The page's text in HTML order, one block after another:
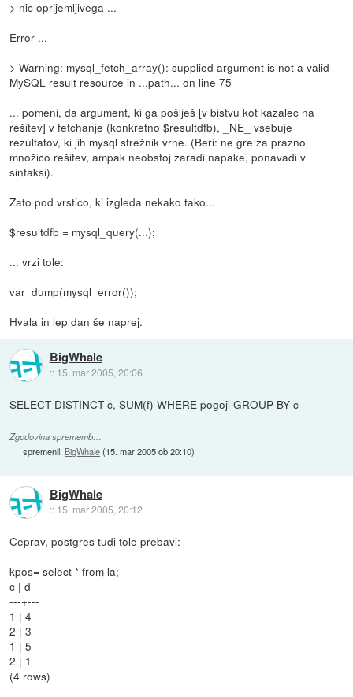
> nic oprijemljivega ...
Error ...
> Warning: mysql_fetch_array(): supplied argument is not a valid
MySQL result resource in ...path... on line 75
... pomeni, da argument, ki ga pošlješ [v bistvu kot kazalec na
rešitev] v fetchanje (konkretno $resultdfb), _NE_ vsebuje
rezultatov, ki jih mysql strežnik vrne. (Beri: ne gre za prazno
množico rešitev, ampak neobstoj zaradi napake, ponavadi v
sintaksi).
Zato pod vrstico, ki izgleda nekako tako...
$resultdfb = mysql_query(...);
... vrzi tole:
var_dump(mysql_error());
Hvala in lep dan še naprej.
BigWhale
:: 15. mar 2005, 20:06
SELECT DISTINCT c, SUM(f) WHERE pogoji GROUP BY c
Zgodovina sprememb…
spremenil: BigWhale(15. mar 2005 ob 20:10)
BigWhale
:: 15. mar 2005, 20:12
Ceprav, postgres tudi tole prebavi:
kpos= select * from la;
c | d
---+---
1 | 4
2 | 3
1 | 5
2 | 1
(4 rows)